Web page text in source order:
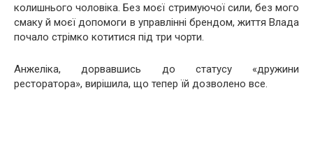
колишнього чоловіка. Без моєї стримуючої сили, без мого
смаку й моєї допомоги в управлінні брендом, життя Влада
почало стрімко котитися під три чорти.
Анжеліка, дорвавшись до статусу «дружини
ресторатора», вирішила, що тепер їй дозволено все.